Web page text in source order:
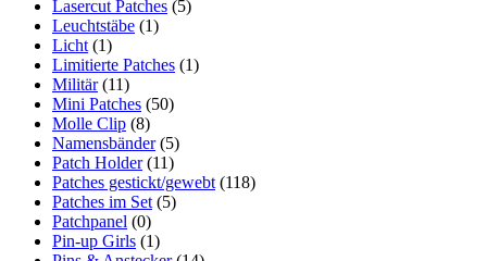
Lasercut Patches (5)
Leuchtstäbe (1)
Licht (1)
Limitierte Patches (1)
Militär (11)
Mini Patches (50)
Molle Clip (8)
Namensbänder (5)
Patch Holder (11)
Patches gestickt/gewebt (118)
Patches im Set (5)
Patchpanel (0)
Pin-up Girls (1)